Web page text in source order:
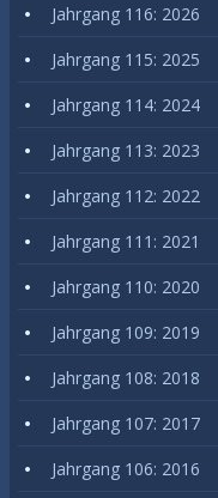
Jahrgang 116: 2026
Jahrgang 115: 2025
Jahrgang 114: 2024
Jahrgang 113: 2023
Jahrgang 112: 2022
Jahrgang 111: 2021
Jahrgang 110: 2020
Jahrgang 109: 2019
Jahrgang 108: 2018
Jahrgang 107: 2017
Jahrgang 106: 2016